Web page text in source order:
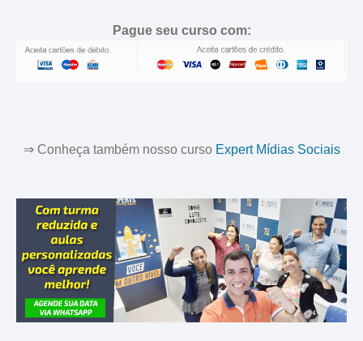
Pague seu curso com:
⇒ Conheça também nosso curso Expert Mídias Sociais